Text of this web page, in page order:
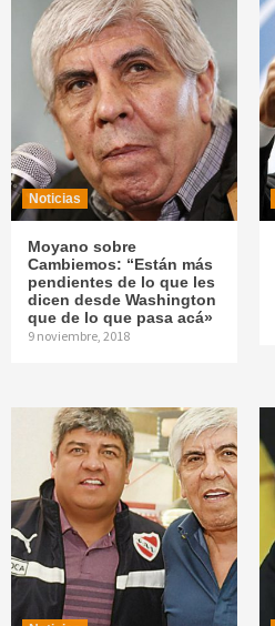
Noticias
Moyano sobre
Cambiemos: “Están más
pendientes de lo que les
dicen desde Washington
que de lo que pasa acá»
9 noviembre, 2018